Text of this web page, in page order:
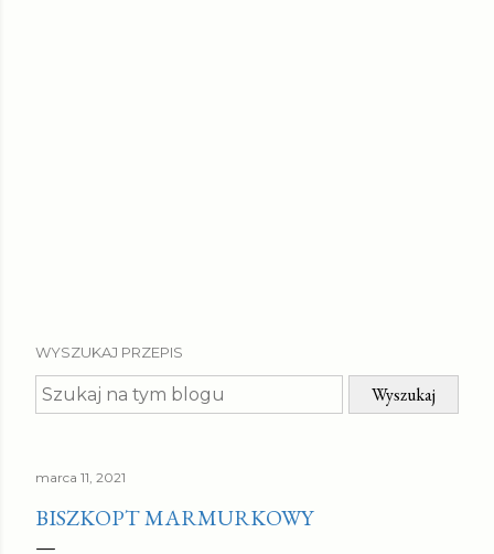
WYSZUKAJ PRZEPIS
marca 11, 2021
BISZKOPT MARMURKOWY